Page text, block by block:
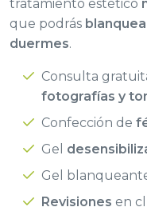
tratamiento estético
que podrás
duermes.
Consulta
fotografías y
Confección de
Gel
Gel
Revisiones en